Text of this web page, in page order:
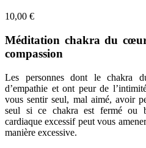
10,00 €
Méditation chakra du
compassion
Les personnes dont le chakra
d’empathie et ont peur de
vous sentir seul, mal aimé, avoir
seul si ce chakra est fermé ou
cardiaque excessif peut vous
manière excessive.